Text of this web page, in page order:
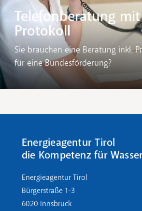
Telefonberatung mit
Protokoll
Sie brauchen eine Beratung inkl.
für eine Bundesförderung?
Energieagentur Tirol
die Kompetenz für
Energieagentur Tirol
Bürgerstraße 1-3
6020 Innsbruck